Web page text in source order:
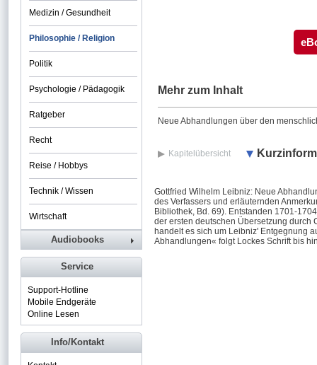
Mehr zum Inhalt
Neue Abhandlungen über den
Kapitelübersicht
Gottfried Wilhelm Leibniz: Neue
des Verfassers und erläuternden
Bibliothek, Bd. 69). Entstanden 1701-
der ersten deutschen Übersetzung durch
handelt es sich um Leibniz' Entgegnung
Abhandlungen« folgt Lockes Schrift bis
Medizin / Gesundheit
Philosophie / Religion
Politik
Psychologie / Pädagogik
Ratgeber
Recht
Reise / Hobbys
Technik / Wissen
Wirtschaft
Audiobooks
Service
Support-Hotline
Mobile Endgeräte
Online Lesen
Info/Kontakt